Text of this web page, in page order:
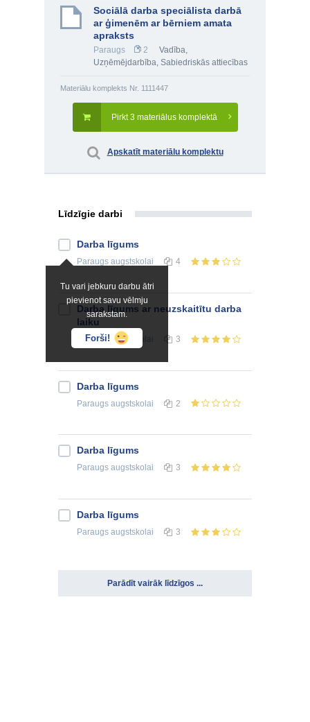
Sociālā darba speciālista darbā
ar ģimenēm ar bērniem amata
apraksts
Paraugs 2 Vadība,
Uzņēmējdarbība, Sabiedriskās attiecības
Materiālu komplekts Nr. 1111447
Pirkt 3 materiālus komplektā
Apskatīt materiālu komplektu
Līdzīgie darbi
Tu vari jebkuru darbu ātri
pievienot savu vēlmju
sarakstam.
Forši!
Darba līgums
Paraugs augstskolai 4
Darba līgums ar neuzskaitītu darba
laiku
Paraugsaugstskolai 3
Darba līgums
Paraugs augstskolai 2
Darba līgums
Paraugs augstskolai 3
Darba līgums
Paraugs augstskolai 3
Parādīt vairāk līdzīgos ...